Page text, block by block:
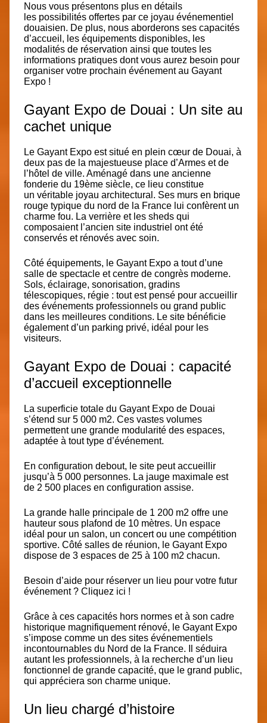
Nous vous présentons plus en détails
les possibilités offertes par ce joyau événementiel
douaisien. De plus, nous aborderons ses capacités
d’accueil, les équipements disponibles, les
modalités de réservation ainsi que toutes les
informations pratiques dont vous aurez besoin pour
organiser votre prochain événement au Gayant
Expo !
Gayant Expo de Douai : Un site au
cachet unique
Le Gayant Expo estsitué en plein cœur de Douai, à
deux pas de la majestueuse place d’Armes et de
l’hôtel de ville. Aménagé dans une ancienne
fonderie du 19ème siècle, ce lieu constitue
un véritable joyau architectural . Ses murs en brique
rouge typique du nord de la France lui confèrent un
charme fou. La verrière et les sheds qui
composaient l’ancien site industriel ont été
conservés et rénovés avec soin.
Côté équipements, le Gayant Expo a tout d’une
salle de spectacle et centre de congrès moderne.
Sols, éclairage, sonorisation, gradins
télescopiques, régie : tout est pensé pour accueillir
des événements professionnels ou grand public
dans les meilleures conditions. Le site bénéficie
également d’un parking privé, idéal pour les
visiteurs.
Gayant Expo de Douai : capacité
d’accueil exceptionnelle
La superficie totale du Gayant Expo de Douai
s’étend sur 5 000 m2. Ces vastes volumes
permettent une grande modularité des espaces,
adaptée à tout type d’événement.
En configuration debout, le site peut accueillir
jusqu’à 5 000 personnes. La jauge maximale est
de 2 500 places en configuration assise.
La grande halle principale de 1 200 m2 offre une
hauteur sous plafond de 10 mètres. Un espace
idéal pour un salon, un concert ou une compétition
sportive. Côté salles de réunion, le Gayant Expo
dispose de 3 espaces de 25 à 100 m2 chacun.
Besoin d’aide pour réserver un lieu pour votre futur
événement ? Cliquez ici !
Grâce à ces capacités hors normes et à son cadre
historique magnifiquement rénové, le Gayant Expo
s’impose comme un des sites événementiels
incontournables du Nord de la France. Il séduira
autant les professionnels, à la recherche d’un lieu
fonctionnel de grande capacité, que le grand public,
qui appréciera son charme unique.
Un lieu chargé d’histoire